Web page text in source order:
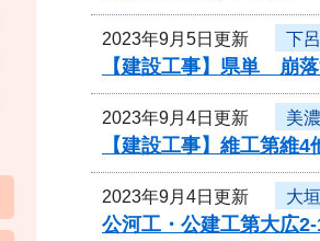
2023年9月5日更新 下
【建設工事】県単 崩
2023年9月4日更新 美
【建設工事】維工第
2023年9月4日更新 大
公河工・公建工第大広